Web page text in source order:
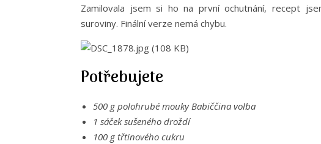
Zamilovala jsem si ho na první ochutnání, recept
suroviny. Finální verze nemá chybu.
Potřebujete
500 g polohrubé mouky Babiččina volba
1 sáček sušeného droždí
100 g třtinového cukru